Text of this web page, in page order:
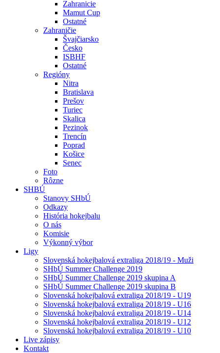
Zahranicie
Mamut Cup
Ostatné
Zahraničie
Švajčiarsko
Česko
ISBHF
Ostatné
Regióny
Nitra
Bratislava
Prešov
Turiec
Skalica
Pezinok
Trencín
Poprad
Košice
Senec
Foto
Rôzne
SHBÚ
Stanovy SHbÚ
Odkazy
História hokejbalu
O nás
Komisie
Výkonný výbor
Ligy
Slovenská hokejbalová extraliga 2018/19 - Muži
SHbÚ Summer Challenge 2019
SHbÚ Summer Challenge 2019 skupina A
SHbÚ Summer Challenge 2019 skupina B
Slovenská hokejbalová extraliga 2018/19 - U19
Slovenská hokejbalová extraliga 2018/19 - U16
Slovenská hokejbalová extraliga 2018/19 - U14
Slovenská hokejbalová extraliga 2018/19 - U12
Slovenská hokejbalová extraliga 2018/19 - U10
Live zápisy
Kontakt